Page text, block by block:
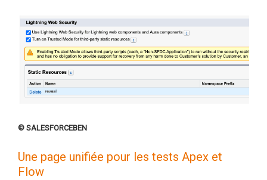
© SALESFORCEBEN
Une page unifiée pour les tests Apex et
Flow